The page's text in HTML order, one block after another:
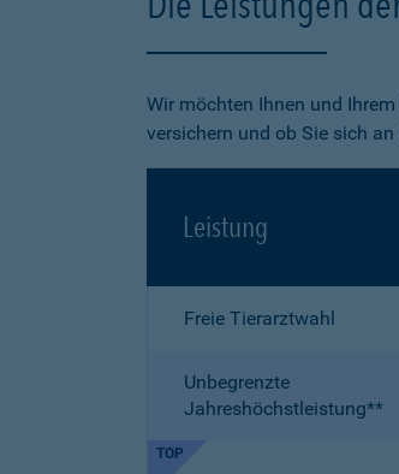
Wir möchten Ihnen und
versichern und ob Sie sich
Leistung
Freie Tierarztwahl
Unbegrenzte
Jahreshöchstleistung**
TOP